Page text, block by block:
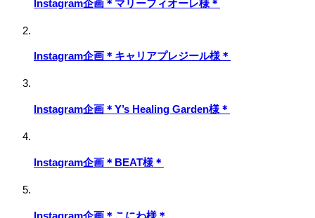
Instagram企画＊マリーフィオーレ様＊
Instagram企画＊キャリアプレジール様＊
Instagram企画＊Y’s Healing Garden様＊
Instagram企画＊BEAT様＊
Instagram企画＊こにわ様＊